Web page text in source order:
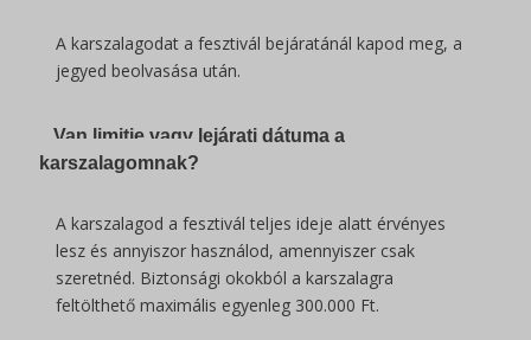
A karszalagodat a fesztivál bejáratánál kapod meg, a
jegyed beolvasása után.
Van limitje vagy lejárati dátuma a
karszalagomnak?
A karszalagod a fesztivál teljes ideje alatt érvényes
lesz és annyiszor használod, amennyiszer csak
szeretnéd. Biztonsági okokból a karszalagra
feltölthető maximális egyenleg 300.000 Ft.